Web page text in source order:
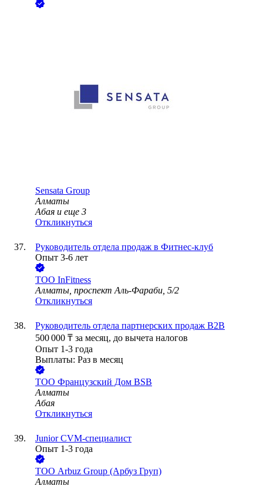
Sensata Group
Алматы
Абая и еще 3
Откликнуться
Руководитель отдела продаж в Фитнес-клуб
Опыт 3-6 лет
ТОО InFitness
Алматы, проспект Аль-Фараби, 5/2
Откликнуться
Руководитель отдела партнерских продаж В2В
500 000 ₸ за месяц, до вычета налогов
Опыт 1-3 года
Выплаты: Раз в месяц
ТОО Французский Дом BSB
Алматы
Абая
Откликнуться
Junior CVM-специалист
Опыт 1-3 года
ТОО Arbuz Group (Арбуз Груп)
Алматы